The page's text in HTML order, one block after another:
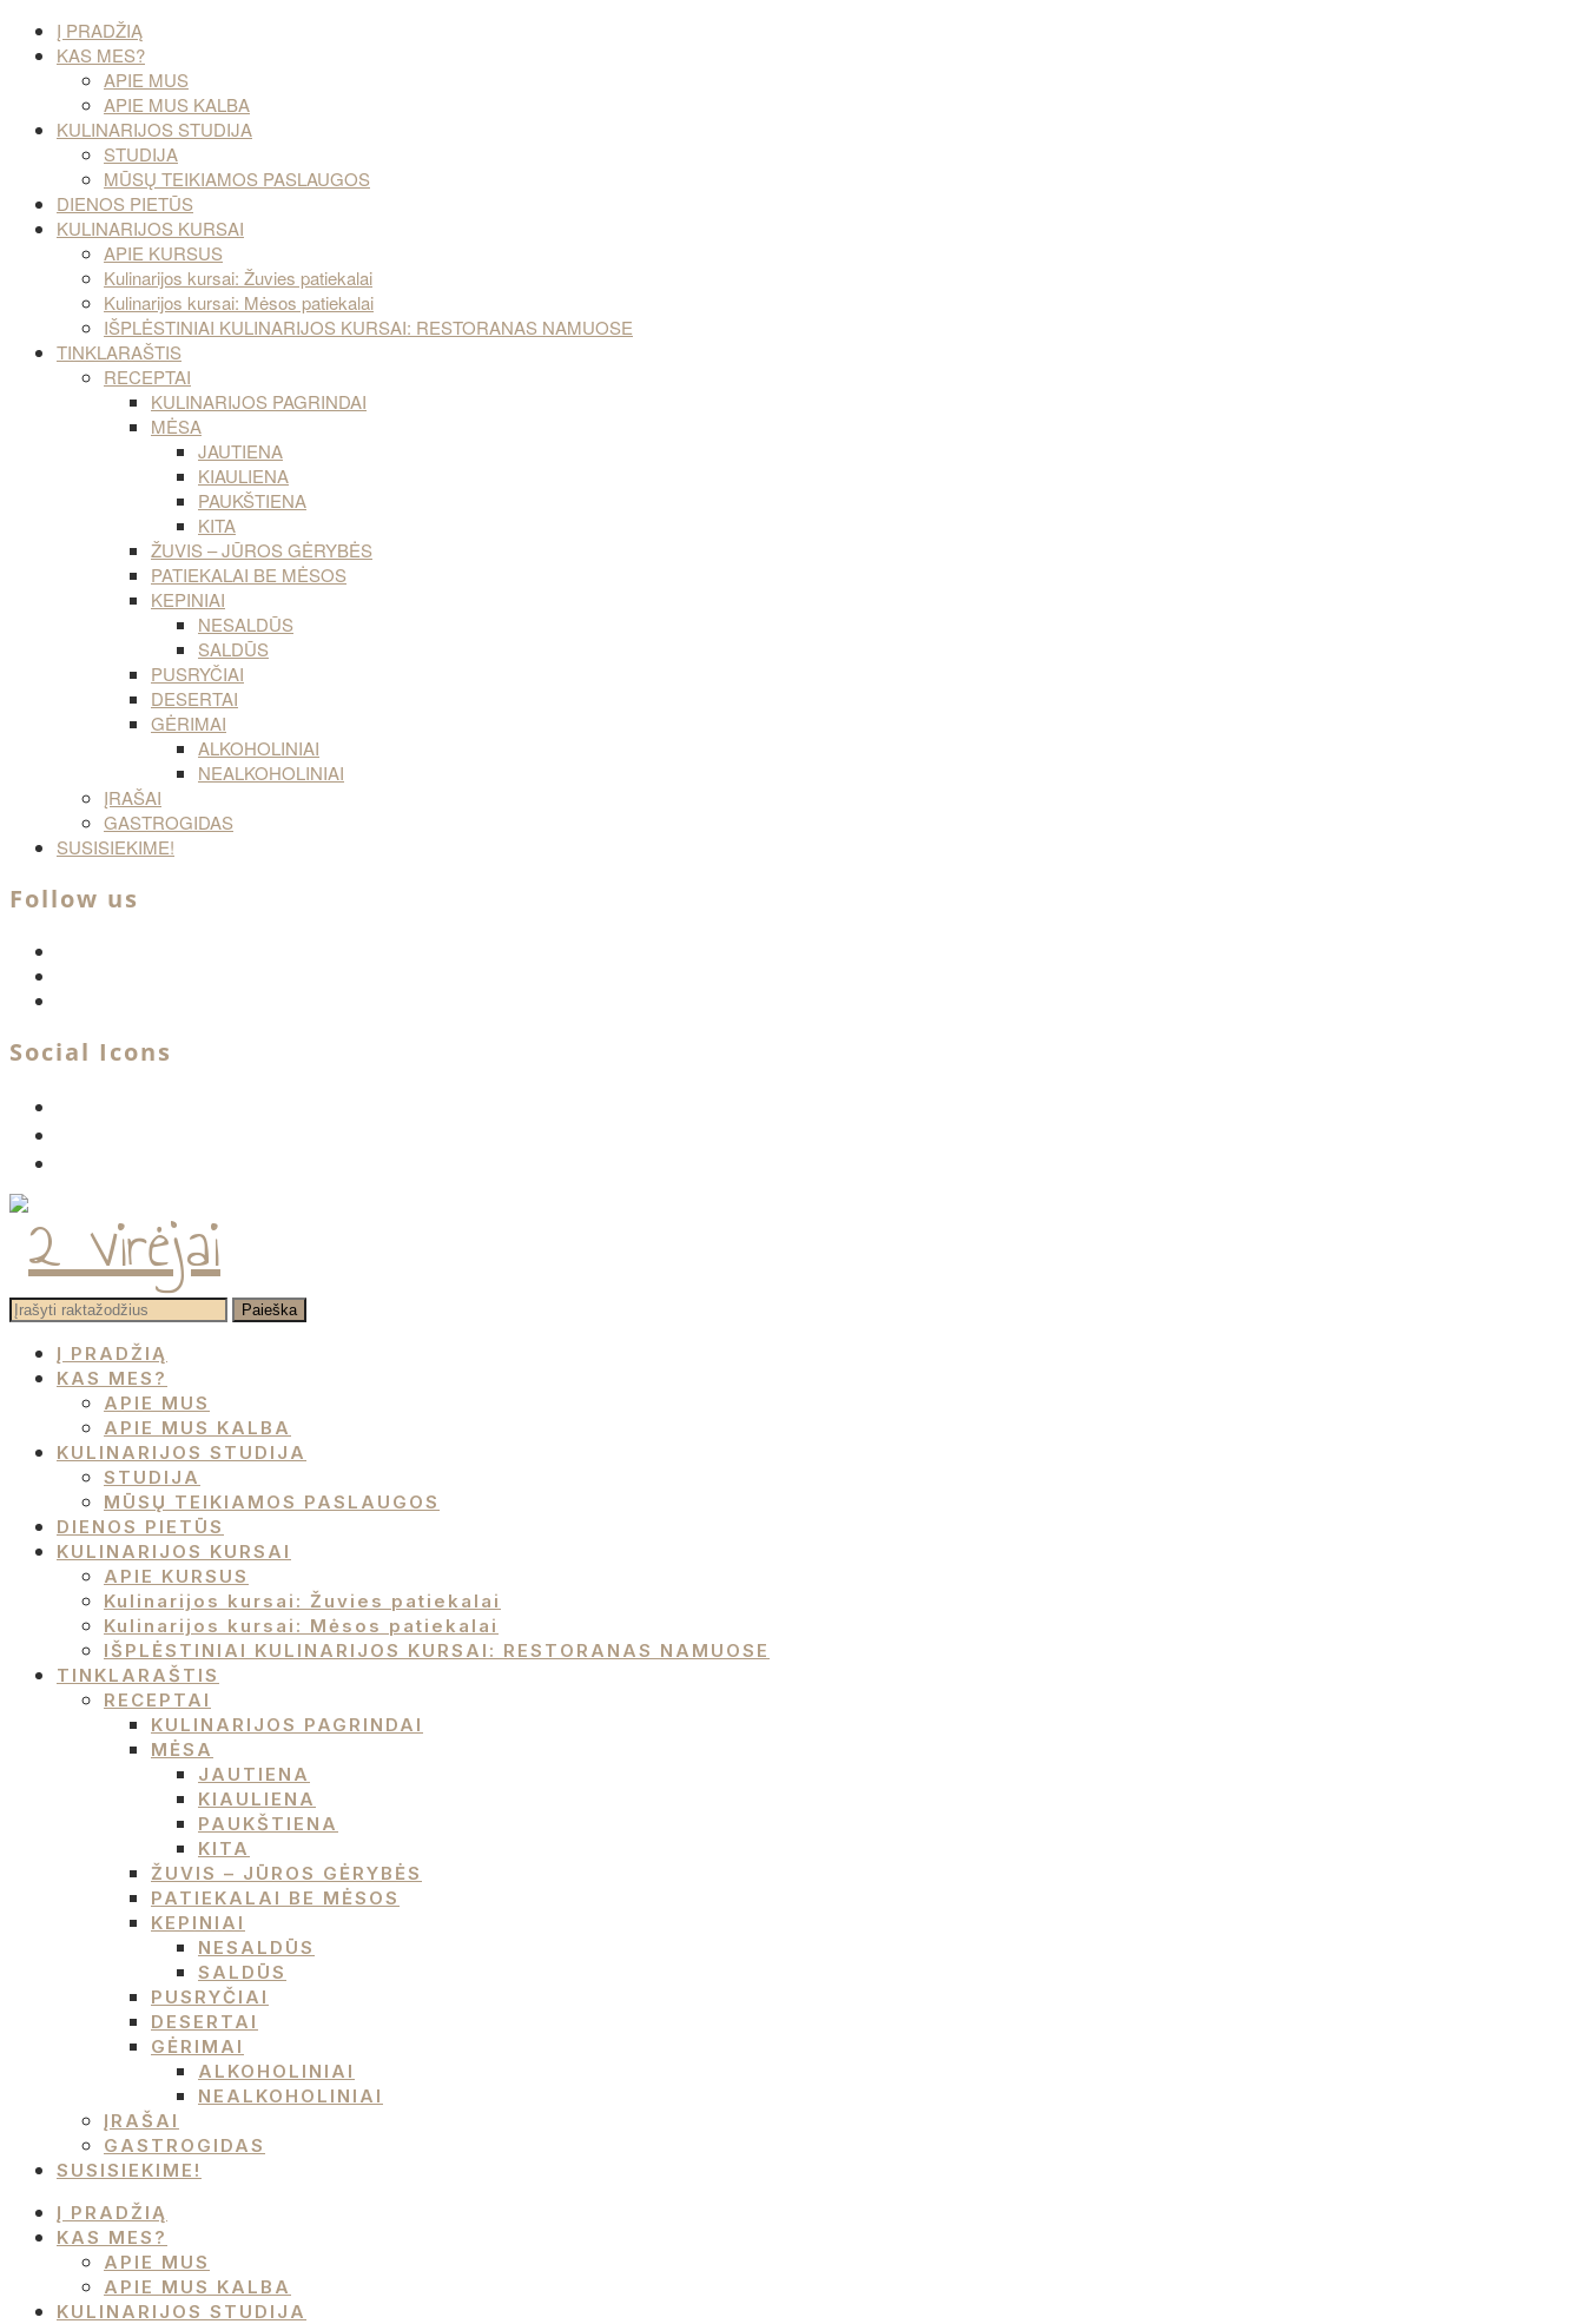
Į PRADŽIĄ
KAS MES?
APIE MUS
APIE MUS KALBA
KULINARIJOS STUDIJA
STUDIJA
MŪSŲ TEIKIAMOS PASLAUGOS
DIENOS PIETŪS
KULINARIJOS KURSAI
APIE KURSUS
Kulinarijos kursai: Žuvies patiekalai
Kulinarijos kursai: Mėsos patiekalai
IŠPLĖSTINIAI KULINARIJOS KURSAI: RESTORANAS NAMUOSE
TINKLARAŠTIS
RECEPTAI
KULINARIJOS PAGRINDAI
MĖSA
JAUTIENA
KIAULIENA
PAUKŠTIENA
KITA
ŽUVIS – JŪROS GĖRYBĖS
PATIEKALAI BE MĖSOS
KEPINIAI
NESALDŪS
SALDŪS
PUSRYČIAI
DESERTAI
GĖRIMAI
ALKOHOLINIAI
NEALKOHOLINIAI
ĮRAŠAI
GASTROGIDAS
SUSISIEKIME!
Follow us
Social Icons
Į PRADŽIĄ
KAS MES?
APIE MUS
APIE MUS KALBA
KULINARIJOS STUDIJA
STUDIJA
MŪSŲ TEIKIAMOS PASLAUGOS
DIENOS PIETŪS
KULINARIJOS KURSAI
APIE KURSUS
Kulinarijos kursai: Žuvies patiekalai
Kulinarijos kursai: Mėsos patiekalai
IŠPLĖSTINIAI KULINARIJOS KURSAI: RESTORANAS NAMUOSE
TINKLARAŠTIS
RECEPTAI
KULINARIJOS PAGRINDAI
MĖSA
JAUTIENA
KIAULIENA
PAUKŠTIENA
KITA
ŽUVIS – JŪROS GĖRYBĖS
PATIEKALAI BE MĖSOS
KEPINIAI
NESALDŪS
SALDŪS
PUSRYČIAI
DESERTAI
GĖRIMAI
ALKOHOLINIAI
NEALKOHOLINIAI
ĮRAŠAI
GASTROGIDAS
SUSISIEKIME!
Į PRADŽIĄ
KAS MES?
APIE MUS
APIE MUS KALBA
KULINARIJOS STUDIJA